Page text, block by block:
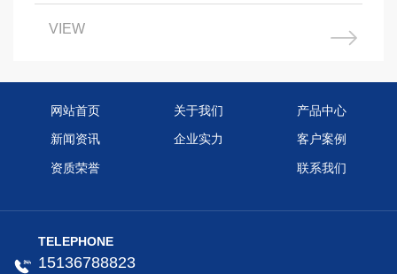
VIEW
网站首页 关于我们 产品中心
新闻资讯 企业实力 客户案例
资质荣誉 联系我们
TELEPHONE
15136788823